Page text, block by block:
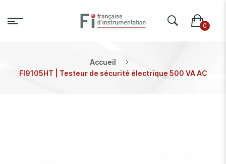
Accueil
FI9105HT | Testeur de sécurité électrique 500 VA AC